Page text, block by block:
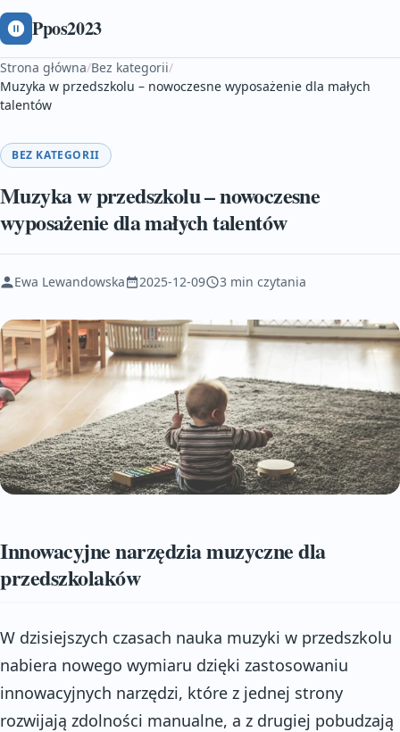
Ppos2023
Strona główna/Bez kategorii/
Muzyka w przedszkolu – nowoczesne wyposażenie dla małych
talentów
BEZ KATEGORII
Muzyka w przedszkolu – nowoczesne
wyposażenie dla małych talentów
Ewa Lewandowska 2025-12-09 3 min czytania
Innowacyjne narzędzia muzyczne dla
przedszkolaków
W dzisiejszych czasach nauka muzyki w przedszkolu
nabiera nowego wymiaru dzięki zastosowaniu
innowacyjnych narzędzi, które z jednej strony
rozwijają zdolności manualne, a z drugiej pobudzają